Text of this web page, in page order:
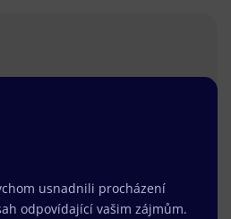
usnadnili procházení
odpovídající vašim zájmům.